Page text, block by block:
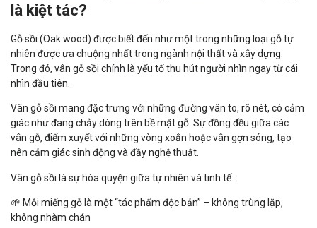
là kiệt tác?
Gỗ sồi (Oak wood) được biết đến như một trong những loại gỗ tự
nhiên được ưa chuộng nhất trong ngành nội thất và xây dựng.
Trong đó, vân gỗ sồi chính là yếu tố thu hút người nhìn ngay từ cái
nhìn đầu tiên.
Vân gỗ sồi mang đặc trưng với những đường vân to, rõ nét, có cảm
giác như đang chảy dòng trên bề mặt gỗ. Sự đồng đều giữa các
vân gỗ, điểm xuyết với những vòng xoắn hoặc vân gợn sóng, tạo
nên cảm giác sinh động và đầy nghệ thuật.
Vân gỗ sồi là sự hòa quyện giữa tự nhiên và tinh tế:
🌱 Mỗi miếng gỗ là một “tác phẩm độc bản” – không trùng lặp,
không nhàm chán